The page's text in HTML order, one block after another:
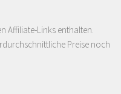
Affiliate-Links enthalten.
Preise noch